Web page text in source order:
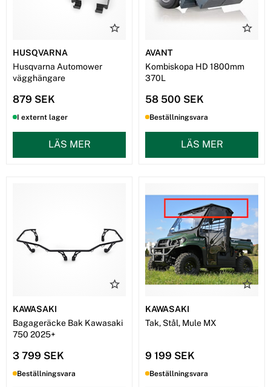
HUSQVARNA
Husqvarna Automower
vägghängare
879 SEK
I externt lager
LÄS MER
AVANT
Kombiskopa HD 1800mm
370L
58 500 SEK
Beställningsvara
LÄS MER
KAWASAKI
Bagageräcke Bak Kawasaki
750 2025+
3 799 SEK
Beställningsvara
KAWASAKI
Tak, Stål, Mule MX
9 199 SEK
Beställningsvara